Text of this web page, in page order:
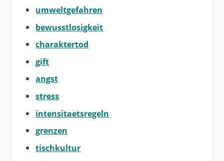
umweltgefahren
bewusstlosigkeit
charaktertod
gift
angst
stress
intensitaetsregeln
grenzen
tischkultur